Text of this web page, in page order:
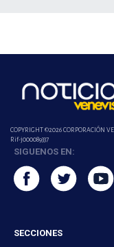
COPYRIGHT ©2026 CORPORACIÓN
Rif-j000089337
SIGUENOS EN:
SECCIONES